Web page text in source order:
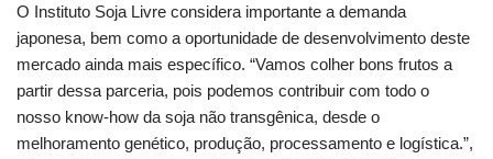
O Instituto Soja Livre considera importante a demanda
japonesa, bem como a oportunidade de desenvolvimento deste
mercado ainda mais específico. “Vamos colher bons frutos a
partir dessa parceria, pois podemos contribuir com todo o
nosso know-how da soja não transgênica, desde o
melhoramento genético, produção, processamento e logística.”,